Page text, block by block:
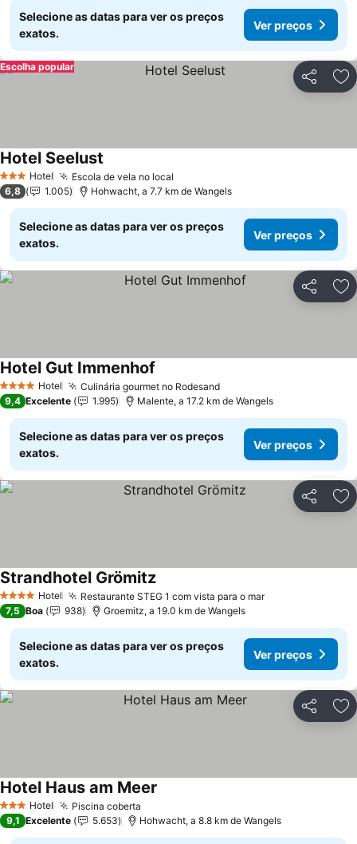
Selecione as datas para ver os preços
exatos.
Ver preços
Partilhar
Escolha popular
3 EstrelasHotel Escola de vela no local
Hotel Seelust
6,8 1.005 Hohwacht, a 7.7 km de Wangels
Selecione as datas para ver os preços
exatos.
Ver preços
Partilhar
4 EstrelasHotel Culinária gourmet no RodesandVer preços
Hotel Gut Immenhof
9,4 Excelente 1.995 Malente, a 17.2 km de Wangels
Selecione as datas para ver os preços
exatos.
Ver preços
Partilhar
4 EstrelasHotel Restaurante STEG 1 com vista para o marVer preços
Strandhotel GrömitzVer preços
7,5 Boa 938 Groemitz, a 19.0 km de Wangels
Selecione as datas para ver os preços
exatos.
Ver preços
Partilhar
3 EstrelasHotel Piscina coberta
Hotel Haus am Meer
9,1 Excelente 5.653 Hohwacht, a 8.8 km de Wangels